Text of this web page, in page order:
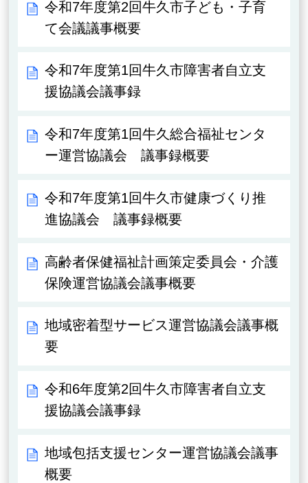
令和7年度第2回牛久市子ども・子育
て会議議事概要
令和7年度第1回牛久市障害者自立支
援協議会議事録
令和7年度第1回牛久総合福祉センタ
ー運営協議会 議事録概要
令和7年度第1回牛久市健康づくり推
進協議会 議事録概要
高齢者保健福祉計画策定委員会・介護
保険運営協議会議事概要
地域密着型サービス運営協議会議事概
要
令和6年度第2回牛久市障害者自立支
援協議会議事録
地域包括支援センター運営協議会議事
概要